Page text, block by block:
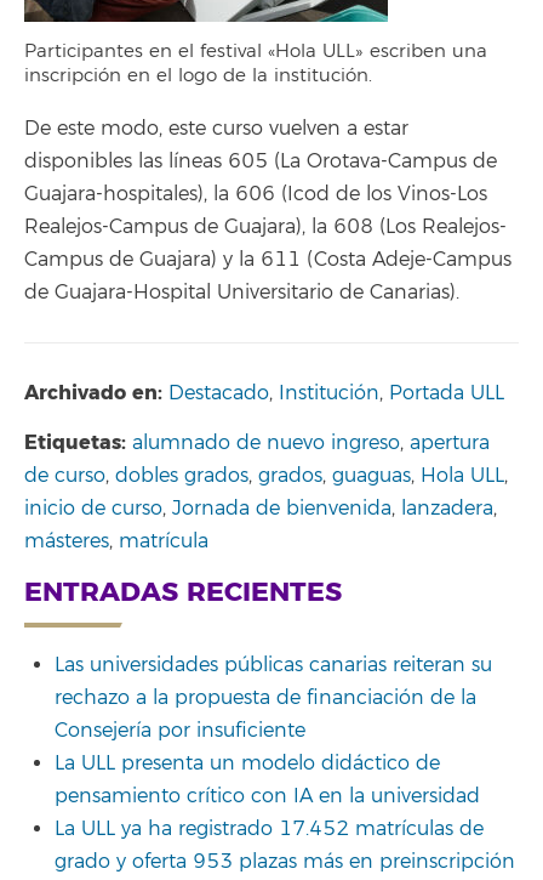
Participantes en el festival «Hola ULL» escriben una
inscripción en el logo de la institución.
De este modo, este curso vuelven a estar
disponibles las líneas 605 (La Orotava-Campus de
Guajara-hospitales), la 606 (Icod de los Vinos-Los
Realejos-Campus de Guajara), la 608 (Los Realejos-
Campus de Guajara) y la 611 (Costa Adeje-Campus
de Guajara-Hospital Universitario de Canarias).
Archivado en: Destacado, Institución, Portada ULL
Etiquetas: alumnado de nuevo ingreso, apertura
de curso, dobles grados, grados, guaguas, Hola ULL,
inicio de curso, Jornada de bienvenida, lanzadera,
másteres, matrícula
ENTRADAS RECIENTES
Las universidades públicas canarias reiteran su
rechazo a la propuesta de financiación de la
Consejería por insuficiente
La ULL presenta un modelo didáctico de
pensamiento crítico con IA en la universidad
La ULL ya ha registrado 17.452 matrículas de
grado y oferta 953 plazas más en preinscripción